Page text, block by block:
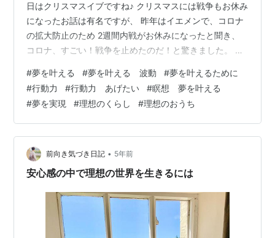
日はクリスマスイブですね♪ クリスマスには戦争もお休み
になったお話は有名ですが、 昨年はイエメンで、コロナ
の拡大防止のため 2週間内戦がお休みになったと聞き、
コロナ、すごい！戦争を止めたのだ！と驚きました。 イ
し冷静になり、 もしかすると「もうこのままやめよう」
とか 「あれ？何故戦争しているんだ？」 「もういいんじ
ゃない？」なんてことになるかもしれませんし、 （楽観
的すぎ？！） 安心して暮らせる時間が 0より1分でもある
方がいいですから、 コロナは色んなところで 実は役だっ
たりもしている…
#夢を叶える #夢を叶える 波動 #夢を叶えるために
#行動力 #行動力 あげたい #瞑想 夢を叶える
#夢を実現 #理想のくらし #理想のおうち
前向き気づき日記 • 5年前
安心感の中で理想の世界を生きるには